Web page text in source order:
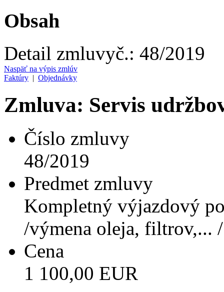
Obsah
Detail zmluvyč.: 48/2019
Naspäť na výpis zmlúv
Faktúry | Objednávky
Zmluva: Servis
Číslo zmluvy
48/2019
Predmet zmluvy
Kompletný výjazdový
/výmena oleja, filtrov,... /
Cena
1 100,00 EUR